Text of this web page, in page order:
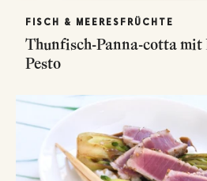
FISCH & MEERESFRÜCHTE
Thunfisch-Panna-cotta mit
Pesto